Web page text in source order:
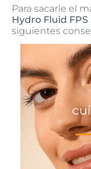
Para sacarle el
Hydro Fluid
siguientes